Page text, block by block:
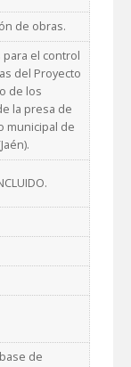
de obras.
el control
del Proyecto
de los
la presa de
municipal de
de